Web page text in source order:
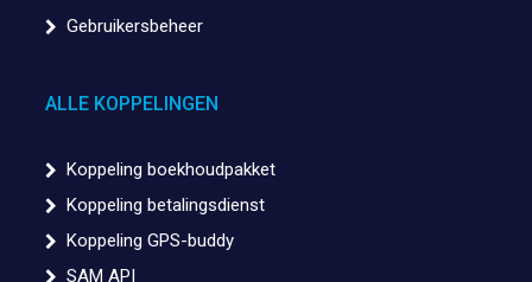
Gebruikersbeheer
ALLE KOPPELINGEN
Koppeling boekhoudpakket
Koppeling betalingsdienst
Koppeling GPS-buddy
SAM API